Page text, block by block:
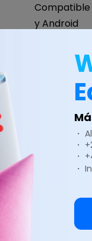
Compatible
y Android
DESCARGAR
| Sin
del
populares
Mint, Knoppix,
・
・
・
・